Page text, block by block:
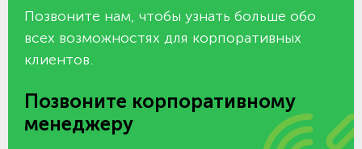
Позвоните нам, чтобы узнать больше обо
всех возможностях для корпоративных
клиентов.
Позвоните корпоративному
менеджеру